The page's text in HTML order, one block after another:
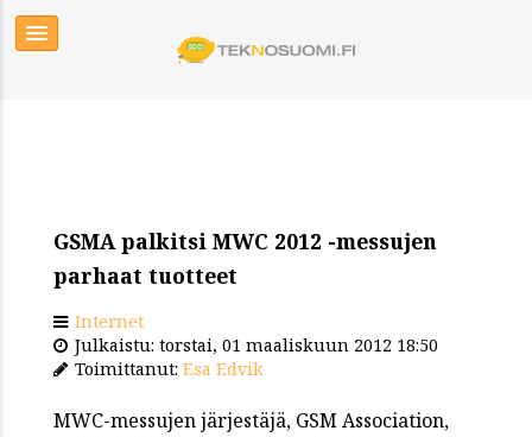
GSMA palkitsi MWC 2012 -messujen
parhaat tuotteet
Internet
Julkaistu: torstai, 01 maaliskuun 2012 18:50
Toimittanut: Esa Edvik
MWC-messujen järjestäjä, GSM Association,